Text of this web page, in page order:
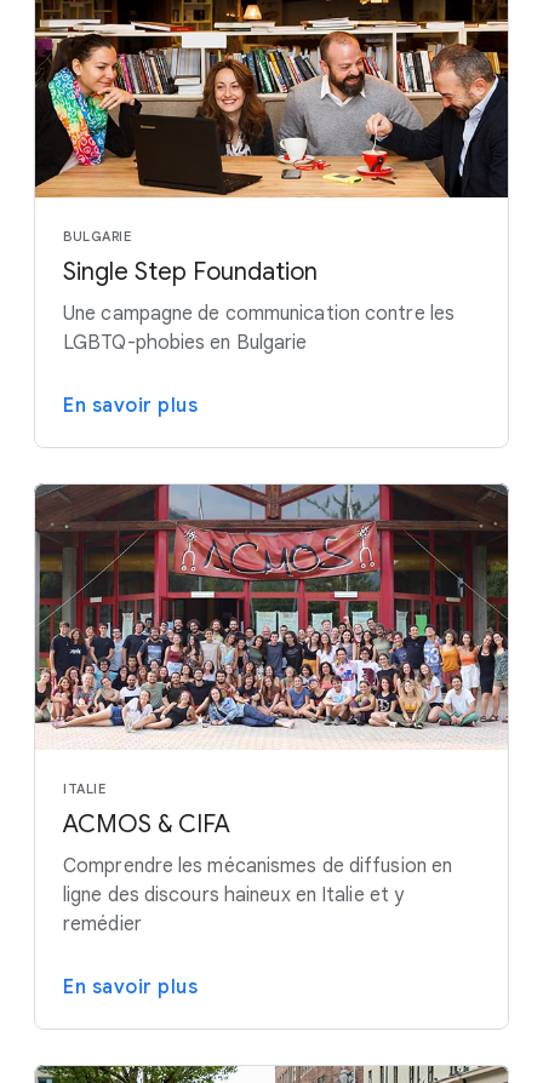
BULGARIE
Single Step Foundation
Une campagne de communication contre les
LGBTQ-phobies en Bulgarie
En savoir plus
ITALIE
ACMOS & CIFA
Comprendre les mécanismes de diffusion en
ligne des discours haineux en Italie et y
remédier
En savoir plus